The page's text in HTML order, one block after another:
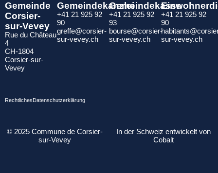
Gemeinde
Corsier-
sur-Vevey
Rue du Château
4
CH-1804
Corsier-sur-
Vevey
Gemeindekanzlei
+41 21 925 92
90
greffe@corsier-
sur-vevey.ch
Gemeindekasse
+41 21 925 92
93
bourse@corsier-
sur-vevey.ch
+41 21 925 92
90
sur-vevey.ch
RechtlichesDatenschutzerklärung
© 2025 Commune de Corsier-
sur-Vevey
In der Schweiz entwickelt von
Cobalt